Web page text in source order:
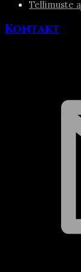
Tellimuste
Kontakt